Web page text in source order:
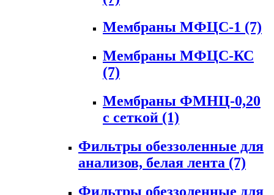
Мембраны МФЦС-1 (7)
Мембраны МФЦС-КС
(7)
Мембраны ФМНЦ-0,20
с сеткой (1)
Фильтры обеззоленные для
анализов, белая лента (7)
Фильтры обеззоленные для